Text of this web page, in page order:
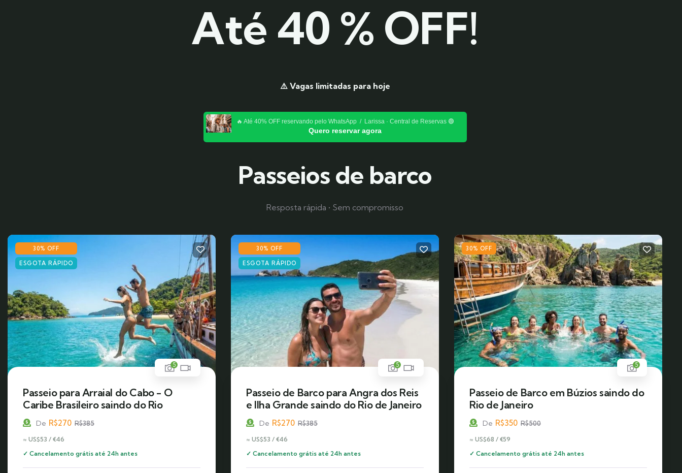
Até 40 % OFF!
⚠️ Vagas limitadas para hoje
🔥 Até 40% OFF reservando pelo WhatsApp / Larissa · Central de Reservas 🟢
Quero reservar agora
Passeios de barco
Resposta rápida • Sem compromisso
30% OFF
ESGOTA RÁPIDO
5
Passeio para Arraial do Cabo - O
Caribe Brasileiro saindo do Rio
De R$270 R$385
≈ US$53 / €46
✓ Cancelamento grátis até 24h antes
30% OFF
ESGOTA RÁPIDO
5
Passeio de Barco para Angra dos Reis
e Ilha Grande saindo do Rio de Janeiro
De R$270 R$385
≈ US$53 / €46
✓ Cancelamento grátis até 24h antes
30% OFF
5
Passeio de Barco em Búzios saindo do
Rio de Janeiro
De R$350 R$500
≈ US$68 / €59
✓ Cancelamento grátis até 24h antes